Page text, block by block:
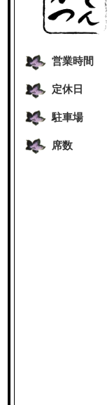
営業時間
定休日
駐車場
席数